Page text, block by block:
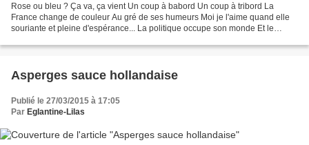
Rose ou bleu ? Ça va, ça vient Un coup à babord Un coup à tribord La
France change de couleur Au gré de ses humeurs Moi je l'aime quand elle
souriante et pleine d'espérance... La politique occupe son monde Et le
Asperges sauce hollandaise
Publié le 27/03/2015 à 17:05
Par Eglantine-Lilas